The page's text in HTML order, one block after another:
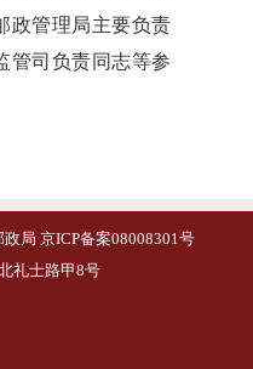
政管理局主要负责
管司负责同志等参
局 京ICP备案08008301号
礼士路甲8号